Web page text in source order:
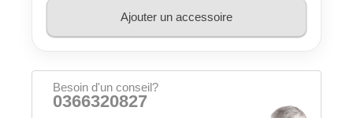
Ajouter un accessoire
Besoin d'un conseil?
0366320827